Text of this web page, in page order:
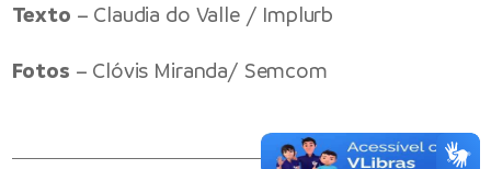
Texto – Claudia do Valle / Implurb
Fotos – Clóvis Miranda/ Semcom